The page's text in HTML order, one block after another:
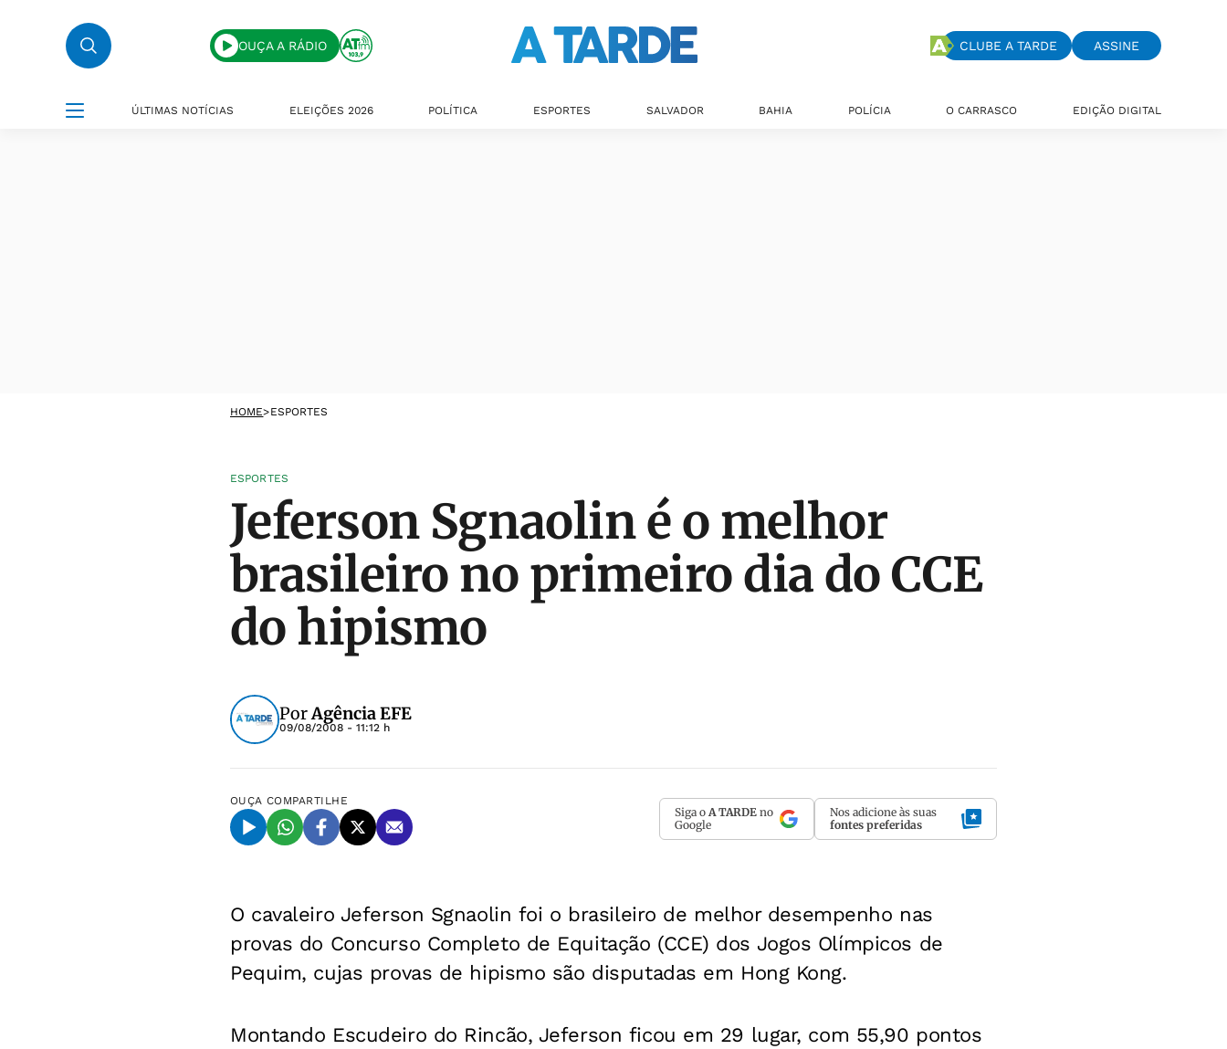
OUÇA A RÁDIO CLUBE A TARDE ASSINE
ÚLTIMAS NOTÍCIAS ELEIÇÕES 2026 POLÍTICA ESPORTES SALVADOR BAHIA POLÍCIA O CARRASCO EDIÇÃO DIGITAL
HOME>ESPORTES
ESPORTES
Jeferson Sgnaolin é o melhor
brasileiro no primeiro dia do CCE
do hipismo
PorAgência EFE
09/08/2008 - 11:12 h
OUÇA COMPARTILHE
Siga o A TARDE no
Google
Nos adicione às suas
fontes preferidas
O cavaleiro Jeferson Sgnaolin foi o brasileiro de melhor desempenho nas
provas do Concurso Completo de Equitação (CCE) dos Jogos Olímpicos de
Pequim, cujas provas de hipismo são disputadas em Hong Kong.
Montando Escudeiro do Rincão, Jeferson ficou em 29 lugar, com 55,90 pontos